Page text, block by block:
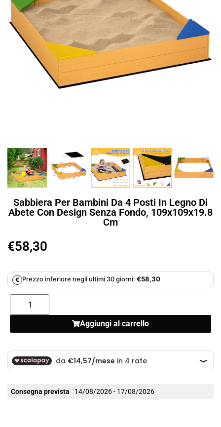
Sabbiera Per Bambini Da 4 Posti In Legno Di
Abete Con Design Senza Fondo, 109x109x19.8
Cm
€58,30
€ Prezzo inferiore negli ultimi 30 giorni: €58,30
Aggiungi al carrello
Consegna prevista 14/08/2026 - 17/08/2026